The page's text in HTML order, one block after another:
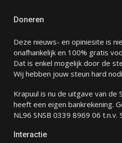
Doneren
Deze nieuws- en opiniesite is
onafhankelijk en 100% gratis
Dat is enkel mogelijk door de
Wij hebben jouw steun hard
Krapuul is nu de uitgave van de
heeft een eigen bankrekening.
NL96 SNSB 0339 8969 06 t.n.v.
Interactie